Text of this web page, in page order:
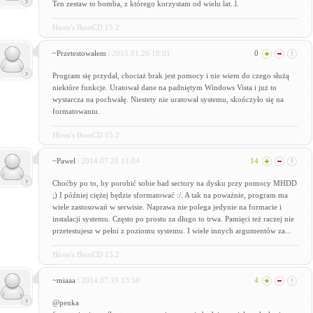
Ten zestaw to bomba, z którego korzystam od wielu lat..l.
Hiren's BootCD 15.2
~Przetestowałem | 2015.01.20 18:01 0
Program się przydał, chociaż brak jest pomocy i nie wiem do czego służą
niektóre funkcje. Uratował dane na padniętym Windows Vista i już to
wystarcza na pochwałę. Niestety nie uratował systemu, skończyło się na
formatowaniu.
Hiren's BootCD 15.2
~Pawel | 2014.07.20 11:04 14
Choćby po to, by porobić sobie bad sectory na dysku przy pomocy MHDD
;) I później ciężej będzie sformatować :/. A tak na poważnie, program ma
wiele zastosowań w serwisie. Naprawa nie polega jedynie na formacie i
instalacji systemu. Często po prostu za długo to trwa. Pamięci też raczej nie
przetestujesz w pełni z poziomu systemu. I wiele innych argumentów za...
Hiren's BootCD 15.2
~miaaa | 2014.07.19 13:50 4
@penka